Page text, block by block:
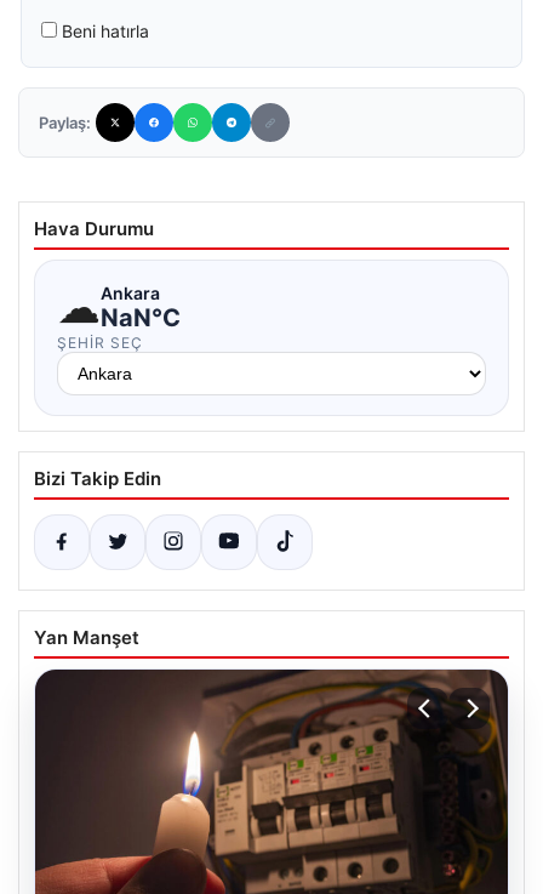
Beni hatırla
Paylaş:
Hava Durumu
☁Ankara
NaN°C
ŞEHIR SEÇ
Bizi Takip Edin
Yan Manşet